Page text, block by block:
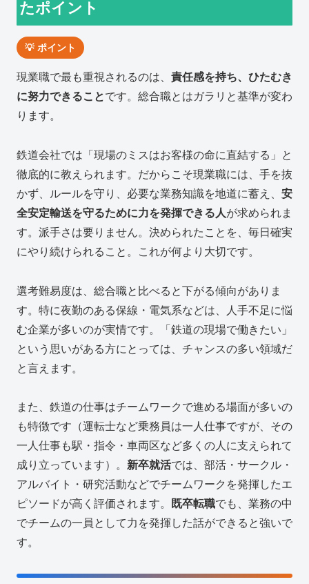
たポイント
💡 ポイント
現業職で最も重視されるのは、 責任感を持ち、ひたむき
に努力できることです。総合職とはガラリと基準が変わ
ります。
鉄道会社では「現場のミスはお客様の命に直結する」と
徹底的に教えられます。だからこそ現業職には、手を抜
かず、ルールを守り、必要な業務知識を地道に蓄え、 安
全安定輸送を守るために力を発揮できる人が求められま
す。派手さは要りません。決められたことを、毎日確実
にやり続けられること。これが何より大切です。
選考難易度は、総合職と比べると下がる傾向がありま
す。特に夜勤のある保線・電気系などは、人手不足に悩
む企業が多いのが実情です。「鉄道の現場で働きたい」
という思いがある方にとっては、チャンスの多い領域だ
と言えます。
また、鉄道の仕事はチームワークで進める場面が多いの
も特徴です（運転士など乗務員は一人仕事ですが、その
一人仕事も駅・指令・車両区など多くの人に支えられて
成り立っています）。 新卒就活では、部活・サークル・
アルバイト・研究活動などでチームワークを発揮したエ
ピソードが高く評価されます。 既卒転職でも、業務の中
でチームの一員として力を発揮した話ができると強いで
す。